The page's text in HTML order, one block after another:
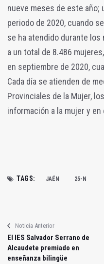
nueve meses de este año;
periodo de 2020, cuando
se ha atendido durante
a un total de 8.486
en septiembre de 2020,
Cada día se atienden de
Provinciales de la Mujer,
información a la mujer y
TAGS: JAÉN 25-N
Noticia Anterior
El IES Salvador Serrano de
Alcaudete premiado en
enseñanza bilingüe